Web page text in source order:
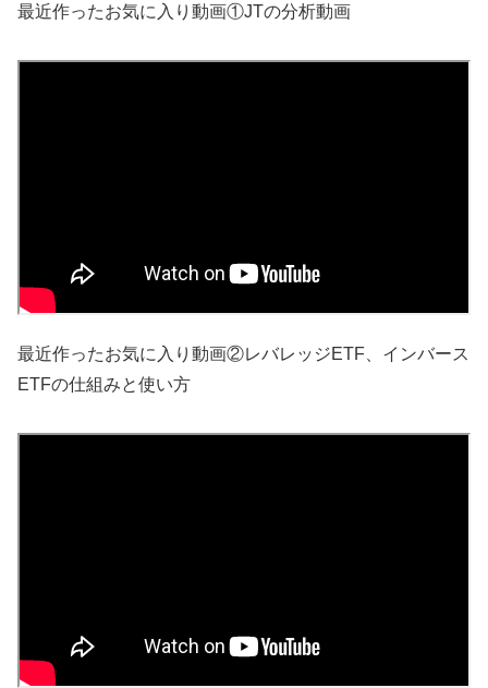
最近作ったお気に入り動画①JTの分析動画
最近作ったお気に入り動画②レバレッジETF、インバース
ETFの仕組みと使い方